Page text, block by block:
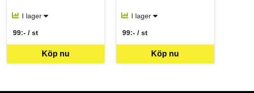
I lager
Köp nu
99:- / st
SEK per ST
I lager
Köp nu
99:- / st
SEK per ST